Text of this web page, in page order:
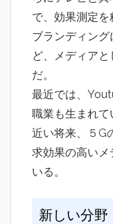
で、効果測定
ブランディン
ど、メディア
だ。
最近では、
職業も生まれて
近い将来、
５G
求効果の高いメ
いる。
新しい分野